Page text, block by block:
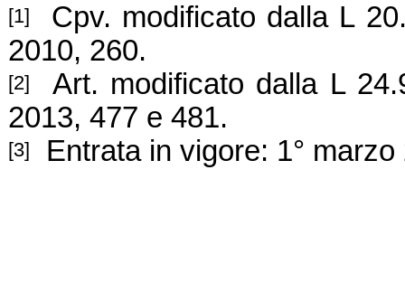
[1]
Cpv. modificato dalla L
2010, 260.
[2]
Art. modificato dalla L
2013, 477 e 481.
[3] Entrata in vigore: 1°